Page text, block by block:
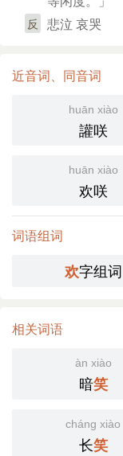
反 悲泣 哀哭
近音词、同音词
huān xiào
讙咲
huān xiào
欢咲
词语组词
欢字组词
相关词语
àn xiào
暗笑
cháng xiào
长笑